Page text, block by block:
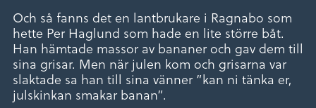
Och så fanns det en lantbrukare i Ragnabo som
hette Per Haglund som hade en lite större båt.
Han hämtade massor av bananer och gav dem till
sina grisar. Men när julen kom och grisarna var
slaktade sa han till sina vänner ”kan ni tänka er,
julskinkan smakar banan”.